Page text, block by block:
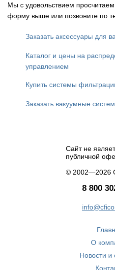
Мы с удовольствием
форму выше или позвоните по
Заказать аксессуары для
Каталог и цены на
управлением
Купить системы
Заказать вакуумные
Сайт не
публичной
© 2002—2026
8 800
О
Новости и